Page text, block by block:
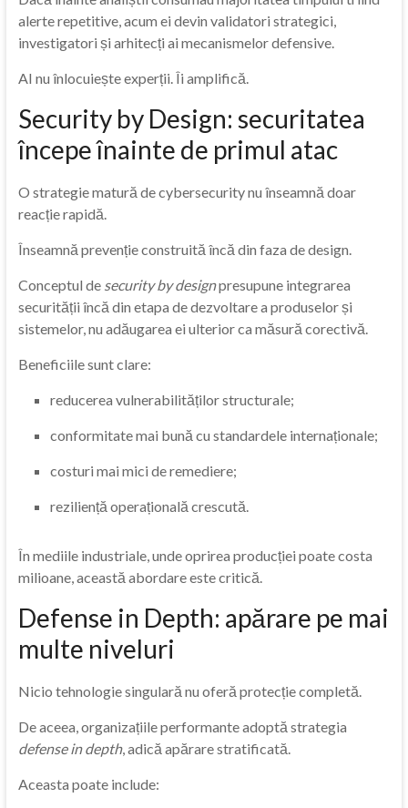
alerte repetitive, acum ei devin validatori strategici,
investigatori și arhitecți ai mecanismelor defensive.
AI nu înlocuiește experții. Îi amplifică.
Security by Design: securitatea
începe înainte de primul atac
O strategie matură de cybersecurity nu înseamnă doar
reacție rapidă.
Înseamnă prevenție construită încă din faza de design.
Conceptul de security by designpresupune integrarea
securității încă din etapa de dezvoltare a produselor și
sistemelor, nu adăugarea ei ulterior ca măsură corectivă.
Beneficiile sunt clare:
reducerea vulnerabilităților structurale;
conformitate mai bună cu standardele internaționale;
costuri mai mici de remediere;
reziliență operațională crescută.
În mediile industriale, unde oprirea producției poate costa
milioane, această abordare este critică.
Defense in Depth: apărare pe mai
multe niveluri
Nicio tehnologie singulară nu oferă protecție completă.
De aceea, organizațiile performante adoptă strategia
defense in depth, adică apărare stratificată.
Aceasta poate include: